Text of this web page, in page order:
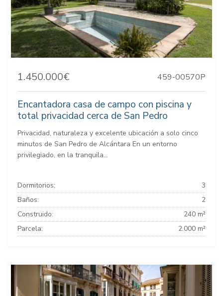
1.450.000€ 459-00570P
Encantadora casa de campo con piscina y
total privacidad cerca de San Pedro
Privacidad, naturaleza y excelente ubicación a solo cinco
minutos de San Pedro de Alcántara En un entorno
privilegiado, en la tranquila...
Dormitorios:
3
Baños:
2
Construido:
240 m²
Parcela:
2.000 m²